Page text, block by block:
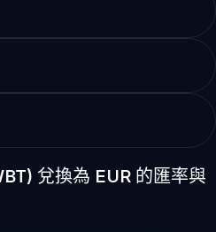
兌換為 EUR 的匯率與